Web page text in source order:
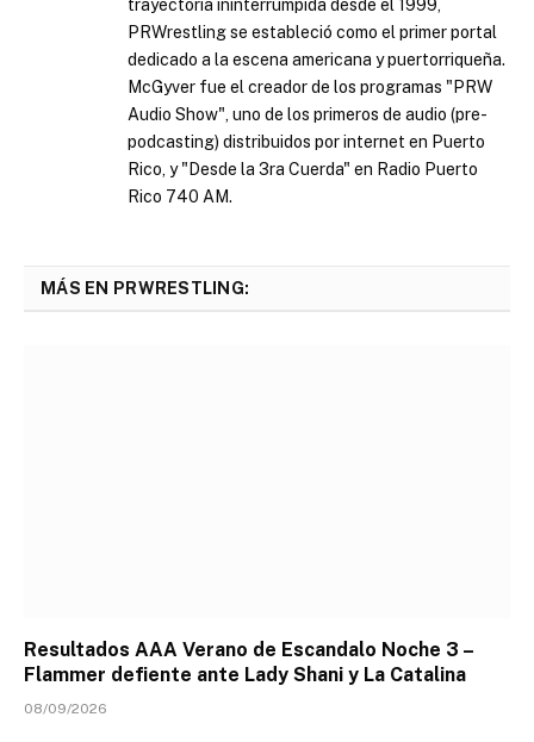
trayectoria ininterrumpida desde el 1999,
PRWrestling se estableció como el primer portal
dedicado a la escena americana y puertorriqueña.
McGyver fue el creador de los programas "PRW
Audio Show", uno de los primeros de audio (pre-
podcasting) distribuidos por internet en Puerto
Rico, y "Desde la 3ra Cuerda" en Radio Puerto
Rico 740 AM.
MÁS EN PRWRESTLING:
Resultados AAA Verano de Escandalo Noche 3 –
Flammer defiente ante Lady Shani y La Catalina
08/09/2026